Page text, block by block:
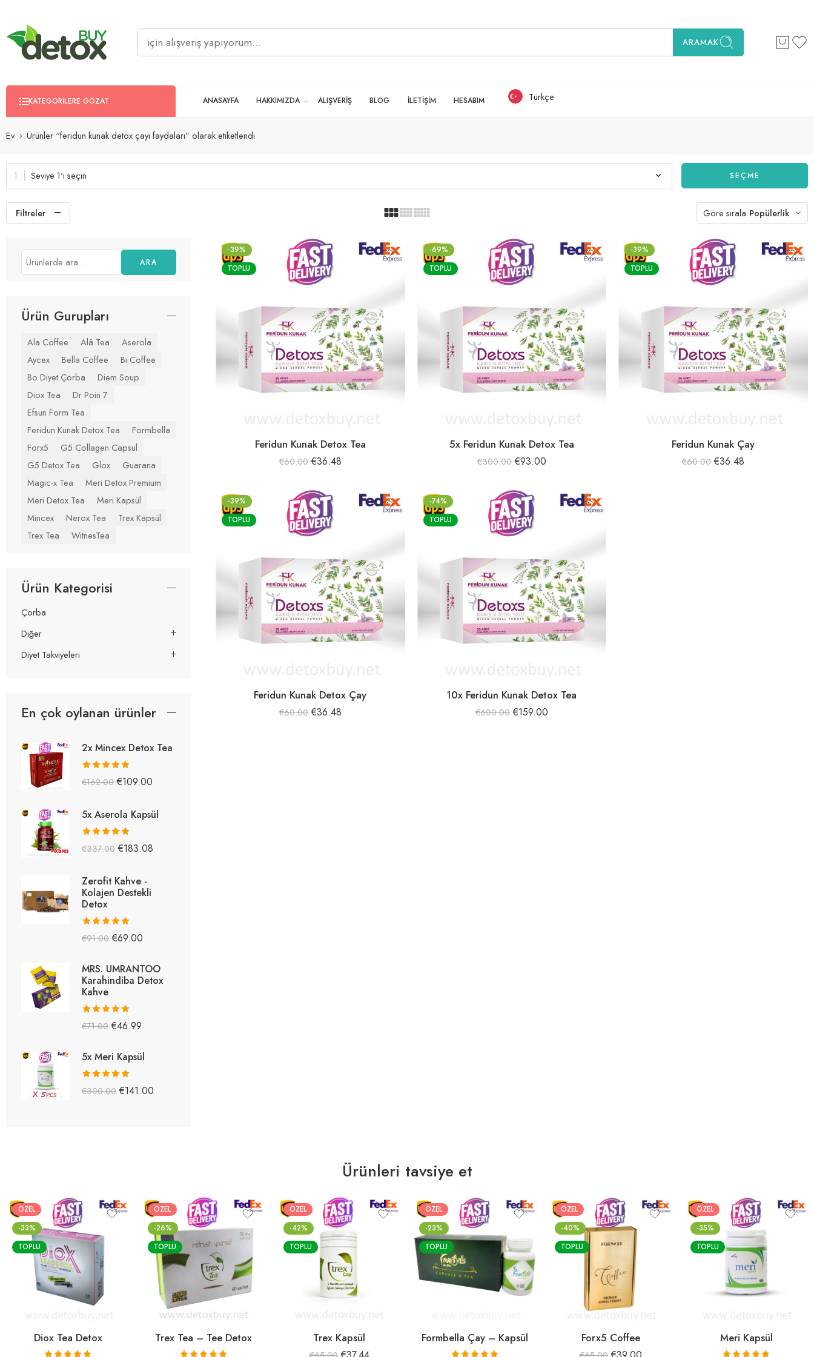
ARAMAK
KATEGORILERE GÖZAT ANASAYFA HAKKIMIZDA ALIŞVERİŞ BLOG İLETİŞİM HESABIM Türkçe
Ev Ürünler “feridun kunak detox çayı faydaları” olarak etiketlendi
Seviye 1'i seçin SEÇME
Filtreler Göre sırala Popülerlik
-39%
TOPLU
Feridun Kunak Detox Tea
€60.00 €36.48
-69%
TOPLU
5x Feridun Kunak Detox Tea
€300.00 €93.00
-39%
TOPLU
Feridun Kunak Çay
€60.00 €36.48
-39%
TOPLU
Feridun Kunak Detox Çay
€60.00 €36.48
-74%
TOPLU
10x Feridun Kunak Detox Tea
€600.00 €159.00
ARA
Ürün Gurupları
Ala Coffee Alâ Tea
Aserola
Aycex
Bella Coffee
Bi Coffee
Bo Diyet Çorba
Diem Soup
Diox Tea
Dr Poin 7
Efsun Form Tea
Feridun Kunak Detox Tea
Formbella
Forx5
G5 Collagen Capsul
G5 Detox Tea
Glox
Guarana
Magic-x Tea
Meri Detox Premium
Meri Detox Tea
Meri Kapsül
Mincex
Nerox Tea
Trex Kapsül
Trex Tea
WitnesTea
Ürün Kategorisi
Çorba
Diğer
Diyet Takviyeleri
En çok oylanan ürünler
2x Mincex Detox Tea
5 üzerinden
€162.00 €109.00
5x Aserola Kapsül
5 üzerinden
€337.00 €183.08
Zerofit Kahve -
Kolajen Destekli
Detox
5 üzerinden
€91.00 €69.00
MRS. UMRANTOO
Karahindiba Detox
Kahve
5 üzerinden
€71.00 €46.99
5x Meri Kapsül
5 üzerinden
€300.00 €141.00
Ürünleri tavsiye et
ÖZEL
-33%
TOPLU
Diox Tea Detox
ÖZEL
-26%
TOPLU
Trex Tea – Tee Detox
ÖZEL
-42%
TOPLU
Trex Kapsül
ÖZEL
-23%
TOPLU
Formbella Çay – Kapsül
ÖZEL
-40%
TOPLU
Forx5 Coffee
ÖZEL
-35%
TOPLU
Meri Kapsül